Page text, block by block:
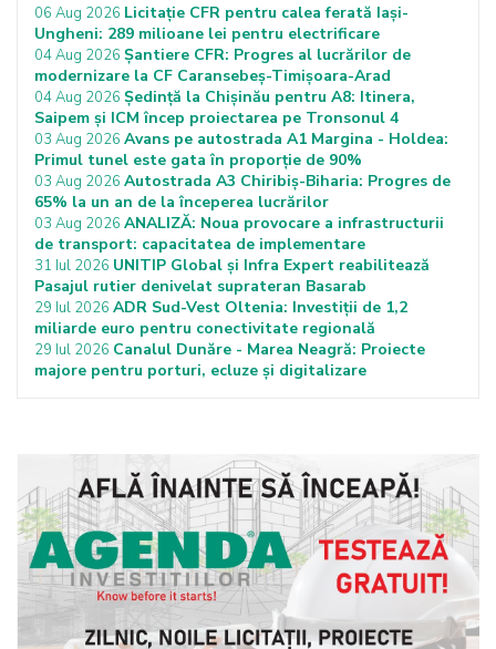
06 Aug 2026 Licitație CFR pentru calea ferată Iași-
Ungheni: 289 milioane lei pentru electrificare
04 Aug 2026 Șantiere CFR: Progres al lucrărilor de
modernizare la CF Caransebeș-Timișoara-Arad
04 Aug 2026 Ședință la Chișinău pentru A8: Itinera,
Saipem și ICM încep proiectarea pe Tronsonul 4
03 Aug 2026 Avans pe autostrada A1 Margina - Holdea:
Primul tunel este gata în proporție de 90%
03 Aug 2026 Autostrada A3 Chiribiș-Biharia: Progres de
65% la un an de la începerea lucrărilor
03 Aug 2026 ANALIZĂ: Noua provocare a infrastructurii
de transport: capacitatea de implementare
31 Iul 2026 UNITIP Global și Infra Expert reabilitează
Pasajul rutier denivelat suprateran Basarab
29 Iul 2026 ADR Sud-Vest Oltenia: Investiții de 1,2
miliarde euro pentru conectivitate regională
29 Iul 2026 Canalul Dunăre - Marea Neagră: Proiecte
majore pentru porturi, ecluze și digitalizare